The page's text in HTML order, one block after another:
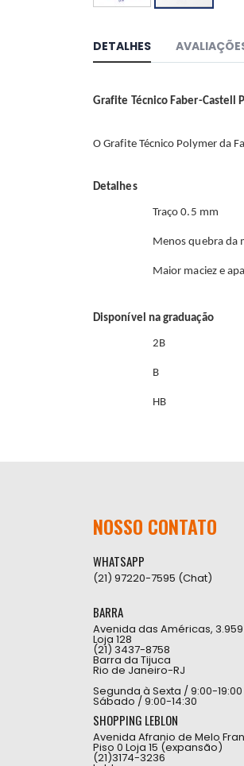
o
início
de
DETALHES
Grafite Técnico Faber-Castell
O Grafite Técnico Polymer da
Detalhes
Traço 0.5 mm
Menos quebra da
Maior maciez e
Disponível na graduação
2B
B
HB
NOSSO CONTATO
WHATSAPP
(21) 97220-7595 (Chat)
BARRA
Avenida das Américas, 3.959
Loja 128
(21) 3437-8758
Barra da Tijuca
Rio de Janeiro-RJ
Segunda à Sexta / 9:00-19:00
Sábado / 9:00-14:30
SHOPPING LEBLON
Avenida Afranio de Melo
Piso 0 Loja 15 (expansão)
(21)3174-3236